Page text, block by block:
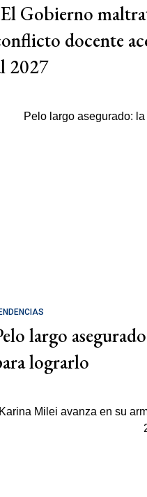
Gobierno
docente
2027
largo
lograrlo